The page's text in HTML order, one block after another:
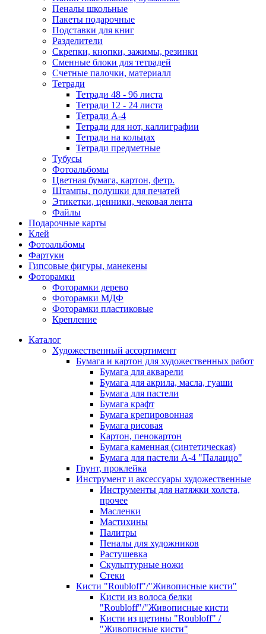
Пеналы школьные
Пакеты подарочные
Подставки для книг
Разделители
Скрепки, кнопки, зажимы, резинки
Сменные блоки для тетрадей
Счетные палочки, материалл
Тетради
Тетради 48 - 96 листа
Тетради 12 - 24 листа
Тетради А-4
Тетради для нот, каллиграфии
Тетради на кольцах
Тетради предметные
Тубусы
Фотоальбомы
Цветная бумага, картон, фетр.
Штампы, подушки для печатей
Этикетки, ценники, чековая лента
Файлы
Подарочные карты
Клей
Фотоальбомы
Фартуки
Гипсовые фигуры, манекены
Фоторамки
Фоторамки дерево
Фоторамки МДФ
Фоторамки пластиковые
Крепление
Каталог
Художественный ассортимент
Бумага и картон для художественных работ
Бумага для акварели
Бумага для акрила, масла, гуаши
Бумага для пастели
Бумага крафт
Бумага крепировонная
Бумага рисовая
Картон, пенокартон
Бумага каменная (синтетическая)
Бумага для пастели А-4 "Палаццо"
Грунт, проклейка
Инструмент и аксессуары художественные
Инструменты для натяжки холста,
прочее
Масленки
Мастихины
Палитры
Пеналы для художников
Растушевка
Скульптурные ножи
Стеки
Кисти "Roubloff"/"Живописные кисти"
Кисти из волоса белки
"Roubloff"/"Живописные кисти
Кисти из щетины "Roubloff" /
"Живописные кисти"